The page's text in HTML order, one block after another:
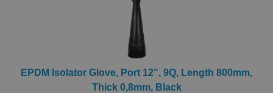
EPDM Isolator Glove, Port 12", 9Q, Length 800mm,
Thick 0,8mm, Black